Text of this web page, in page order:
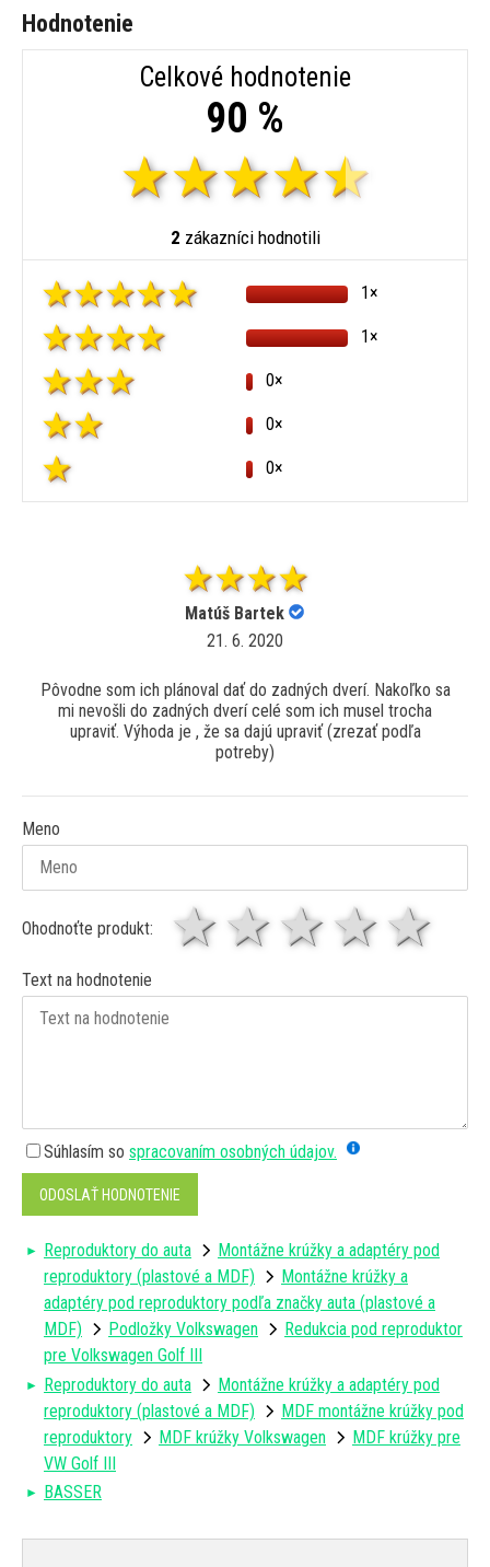
Hodnotenie
Celkové hodnotenie
90 %
2 zákazníci hodnotili
1×
1×
0×
0×
0×
Matúš Bartek
21. 6. 2020
Pôvodne som ich plánoval dať do zadných dverí. Nakoľko sa
mi nevošli do zadných dverí celé som ich musel trocha
upraviť. Výhoda je , že sa dajú upraviť (zrezať podľa
potreby)
Meno
Ohodnoťte produkt: 4
3
2 hviezdy
1 hviezda
Text na hodnotenie
Súhlasím so spracovaním osobných údajov.
ODOSLAŤ HODNOTENIE
Reproduktory do auta
Montážne krúžky a adaptéry pod
reproduktory (plastové a MDF)
Montážne krúžky a
adaptéry pod reproduktory podľa značky auta (plastové a
MDF)
Podložky Volkswagen
Redukcia pod reproduktor
pre Volkswagen Golf III
Reproduktory do auta
Montážne krúžky a adaptéry pod
reproduktory (plastové a MDF)
MDF montážne krúžky pod
reproduktory
MDF krúžky Volkswagen
MDF krúžky pre
VW Golf III
BASSER